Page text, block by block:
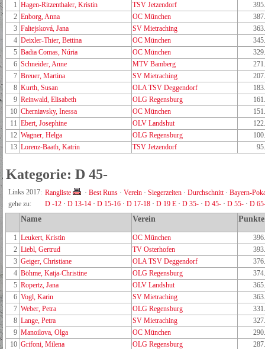
1 Hagen-Ritzenthaler, Kristin TSV Jetzendorf
2 Enborg, Anna OC München
3 Faltejsková, Jana SV Mietraching
4 Deixler-Thier, Bettina OC München
5 Badia Comas, Núria OC München
6 Schneider, Anne MTV Bamberg
7 Breuer, Martina SV Mietraching
8 Kurth, Susan OLA TSV Deggendorf
9 Reinwald, Elisabeth OLG Regensburg
10 Cherniavsky, Inessa OC München
11 Ebert, Josephine OLV Landshut
12 Wagner, Helga OLG Regensburg
13 Lorenz-Baath, Katrin TSV Jetzendorf
Kategorie: D 45-
Links 2017: Rangliste · Best Runs · Verein · Siegerzeiten · Durchschnitt· Bayern-
gehe zu:
D -12 · D 13-14 · D 15-16 · D 17-18 · D 19 E · D 35- · D 45- · D 55- · D
Name Verein Punkte
1 Leukert, Kristin OC München
2 Liebl, Gertrud TV Osterhofen
3 Geiger, Christiane OLA TSV Deggendorf
4 Böhme, Katja-Christine OLG Regensburg
5 Ropertz, Jana OLV Landshut
6 Vogl, Karin SV Mietraching
7 Weber, Petra OLG Regensburg
8 Lange, Petra SV Mietraching
9 Manoilova, Olga OC München
10 Grifoni, Milena OLG Regensburg